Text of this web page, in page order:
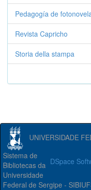
Pedagogía de
Revista Capricho
Storia della stampa
UNIVERSIDADE
DSpace
Sistema de
Bibliotecas da
Universidade
Federal de Sergipe -